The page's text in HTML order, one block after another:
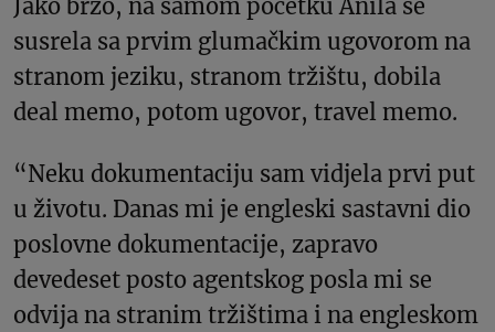
Jako brzo, na samom početku Anila se
susrela sa prvim glumačkim ugovorom na
stranom jeziku, stranom tržištu, dobila
deal memo, potom ugovor, travel memo.
“Neku dokumentaciju sam vidjela prvi put
u životu. Danas mi je engleski sastavni dio
poslovne dokumentacije, zapravo
devedeset posto agentskog posla mi se
odvija na stranim tržištima i na engleskom